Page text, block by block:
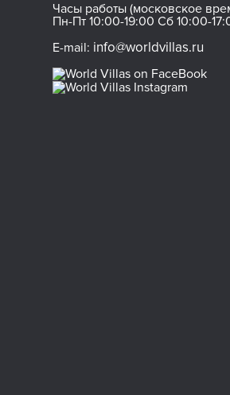
Часы работы (московское
Пн-Пт 10:00-19:00 Сб 10:00-
E-mail: info@worldvillas.ru